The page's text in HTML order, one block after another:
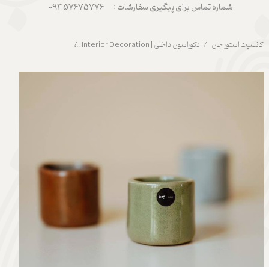
شماره تماس برای پیگیری سفارشات : 09357675776
کانسپت استور جان دکوراسون داخلی | Interior Decoration